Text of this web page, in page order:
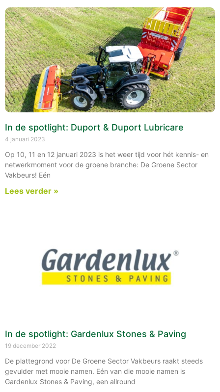
In de spotlight: Duport & Duport Lubricare
4 januari 2023
Op 10, 11 en 12 januari 2023 is het weer tijd voor hét kennis- en
netwerkmoment voor de groene branche: De Groene Sector
Vakbeurs! Eén
Lees verder »
In de spotlight: Gardenlux Stones & Paving
19 december 2022
De plattegrond voor De Groene Sector Vakbeurs raakt steeds
gevulder met mooie namen. Eén van die mooie namen is
Gardenlux Stones & Paving, een allround